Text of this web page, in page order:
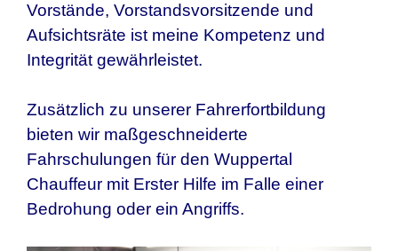
Vorstände, Vorstandsvorsitzende und
Aufsichtsräte ist meine Kompetenz und
Integrität gewährleistet.
Zusätzlich zu unserer Fahrerfortbildung
bieten wir maßgeschneiderte
Fahrschulungen für den Wuppertal
Chauffeur mit Erster Hilfe im Falle einer
Bedrohung oder ein Angriffs.